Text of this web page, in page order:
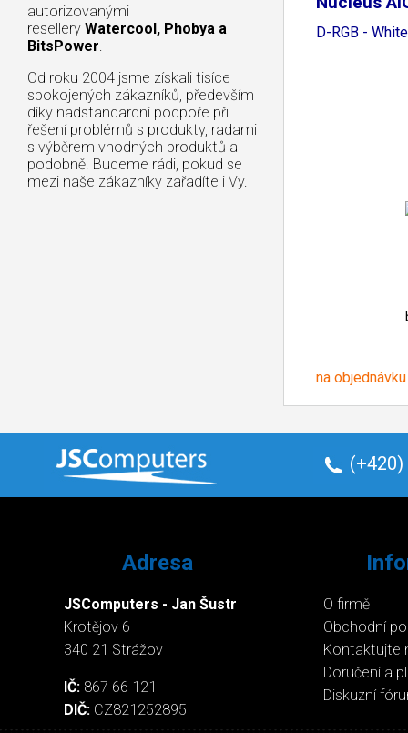
autorizovanými
resellery Watercool, Phobya a
BitsPower.
Od roku 2004 jsme získali tisíce
spokojených zákazníků, především
díky nadstandardní podpoře při
řešení problémů s produkty, radami
s výběrem vhodných produktů a
podobně. Budeme rádi, pokud se
mezi naše zákazníky zařadíte i Vy.
D-RGB - White
na objednávku
(+420)
Adresa
JSComputers - Jan Šustr
Krotějov 6
340 21 Strážov
IČ: 867 66 121
DIČ: CZ821252895
O firmě
Obchodní
Kontaktujte
Doručení a
Diskuzní